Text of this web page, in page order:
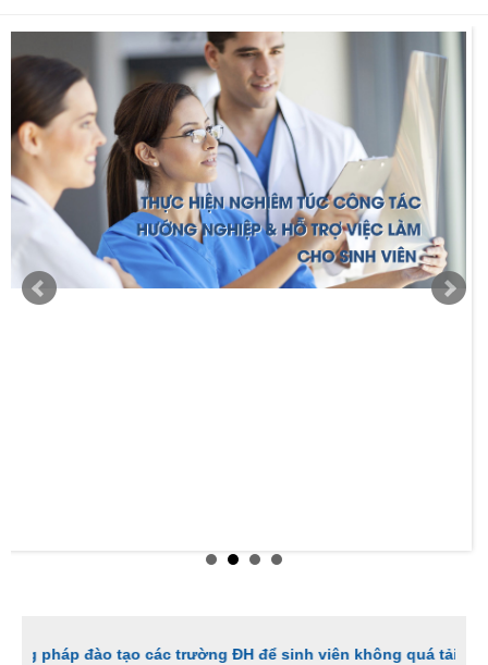
đào tạo các trường ĐH để sinh viên không quá tải với ngành